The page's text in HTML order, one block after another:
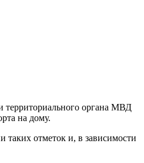
территориального органа МВД
на дому.
таких отметок и, в зависимости